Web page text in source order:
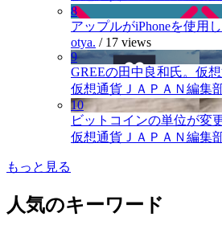
8
アップルがiPhoneを使用
otya. / 17 views
9
GREEの田中良和氏。仮
仮想通貨ＪＡＰＡＮ編集
10
ビットコインの単位が変
仮想通貨ＪＡＰＡＮ編集
もっと見る
人気のキーワード